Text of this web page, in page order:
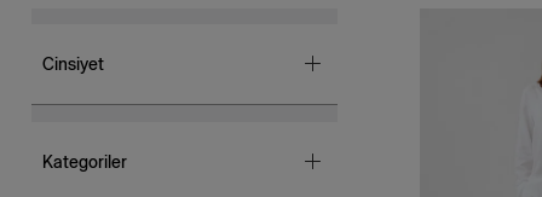
Cinsiyet
Kategoriler